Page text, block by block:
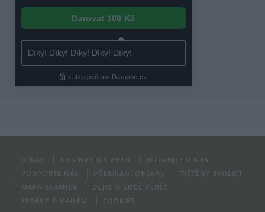
O NÁS NOVINKY NA WEBU
INZERUJTE U NÁS
PODPOŘTE NÁS
PŘEBÍRÁNÍ OBSAHU
TIŠTĚNÝ EKOLIST
MAPA STRÁNEK
DEJTE O SOBĚ VĚDĚT
ZPRÁVY E-MAILEM
COOKIES